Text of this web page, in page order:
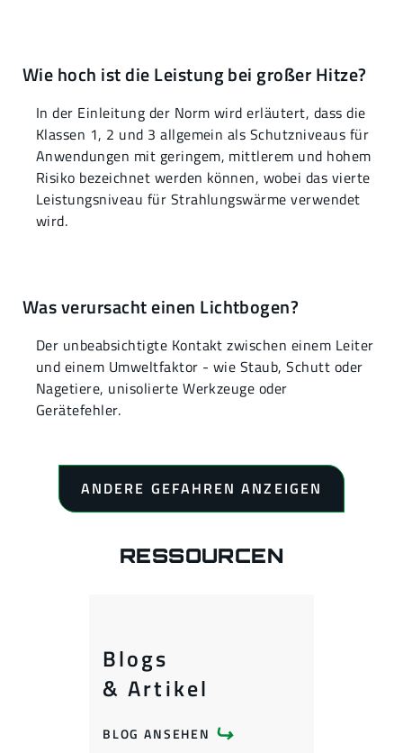
Wie hoch ist die Leistung bei großer Hitze?
In der Einleitung der Norm wird erläutert, dass die
Klassen 1, 2 und 3 allgemein als Schutzniveaus für
Anwendungen mit geringem, mittlerem und hohem
Risiko bezeichnet werden können, wobei das vierte
Leistungsniveau für Strahlungswärme verwendet
wird.
Was verursacht einen Lichtbogen?
Der unbeabsichtigte Kontakt zwischen einem Leiter
und einem Umweltfaktor - wie Staub, Schutt oder
Nagetiere, unisolierte Werkzeuge oder
Gerätefehler.
ANDERE GEFAHREN ANZEIGEN
RESSOURCEN
Blogs
& Artikel
BLOG ANSEHEN